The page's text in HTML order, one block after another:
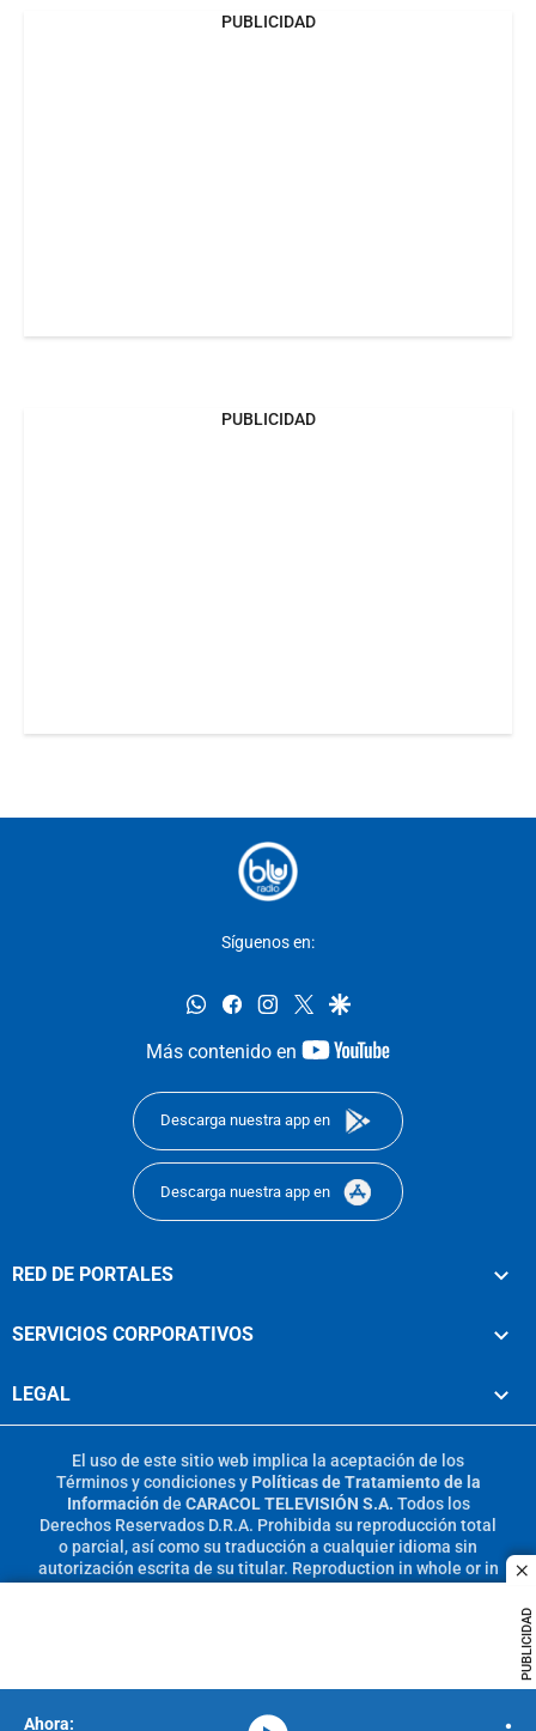
PUBLICIDAD
PUBLICIDAD
PUBLICIDAD
Síguenos en:
whatsappfacebookinstagram
twittergoogle
Más contenido en
youtube-
Descarga nuestra app en
Descarga nuestra app en
RED DE PORTALES
SERVICIOS CORPORATIVOS
LEGAL
El uso de este sitio web implica la aceptación de los
Términos y condicionesy Políticas de Tratamiento de la
Información de CARACOL TELEVISIÓN S.A. Todos los
Derechos Reservados D.R.A. Prohibida su reproducción total
o parcial, así como su traducción a cualquier idioma sin
autorización escrita de su titular. Reproduction in whole or in